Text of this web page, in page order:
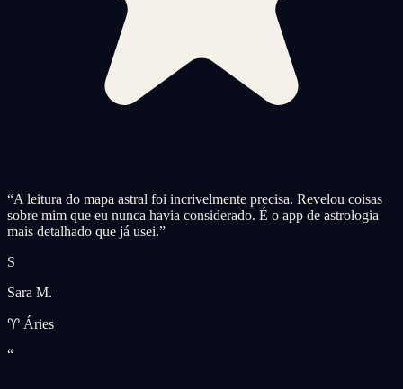
“A leitura do mapa astral foi incrivelmente precisa. Revelou coisas
sobre mim que eu nunca havia considerado. É o app de astrologia
mais detalhado que já usei.”
S
Sara M.
♈ Áries
“